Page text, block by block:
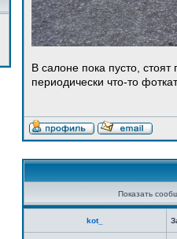
В салоне пока пусто,
периодически что-то
Показать
kot_